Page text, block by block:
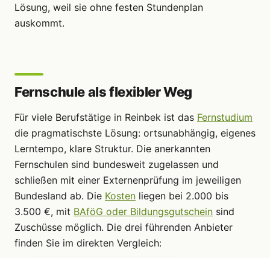
Lösung, weil sie ohne festen Stundenplan
auskommt.
Fernschule als flexibler Weg
Für viele Berufstätige in Reinbek ist das Fernstudium
die pragmatischste Lösung: ortsunabhängig, eigenes
Lerntempo, klare Struktur. Die anerkannten
Fernschulen sind bundesweit zugelassen und
schließen mit einer Externenprüfung im jeweiligen
Bundesland ab. Die Kosten liegen bei 2.000 bis
3.500 €, mit BAföG oder Bildungsgutschein sind
Zuschüsse möglich. Die drei führenden Anbieter
finden Sie im direkten Vergleich: